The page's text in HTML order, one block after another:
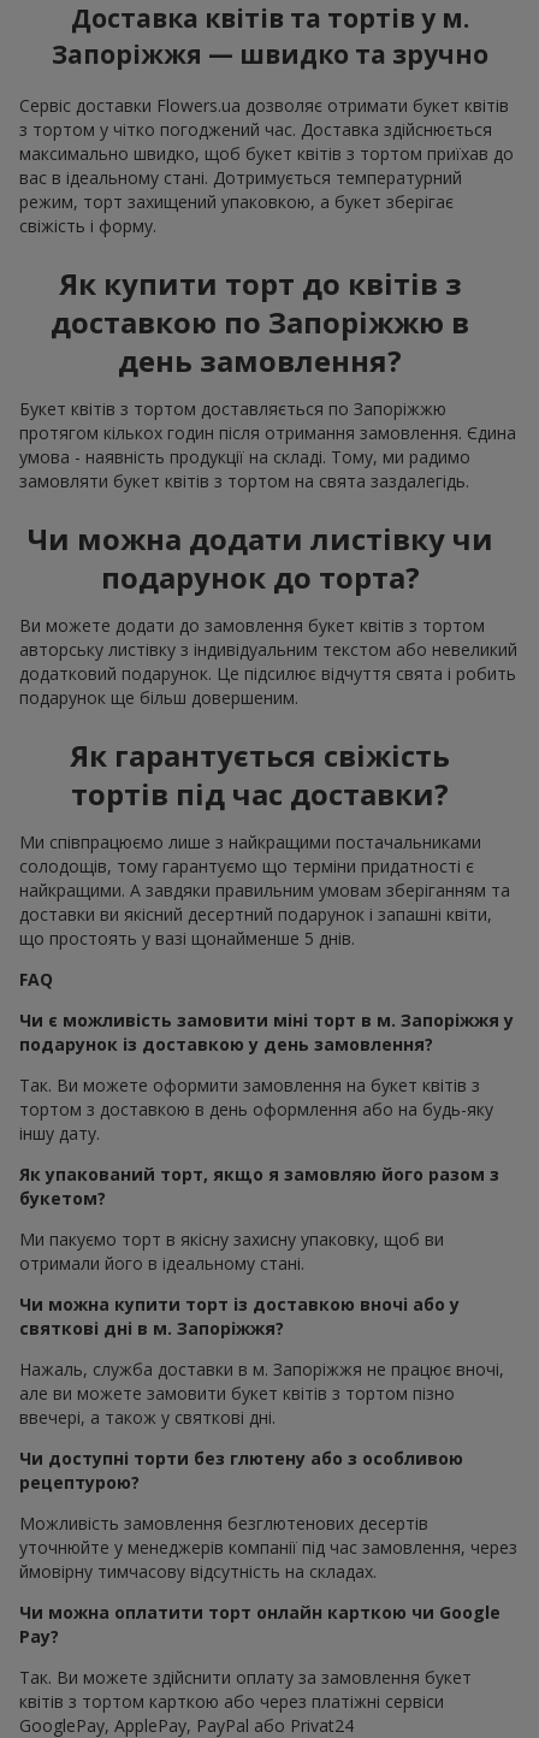
Доставка квітів та тортів у м.
Запоріжжя — швидко та зручно
Сервіс доставки Flowers.ua дозволяє отримати букет квітів
з тортом у чітко погоджений час. Доставка здійснюється
максимально швидко, щоб букет квітів з тортом приїхав до
вас в ідеальному стані. Дотримується температурний
режим, торт захищений упаковкою, а букет зберігає
свіжість і форму.
Як купити торт до квітів з
доставкою по Запоріжжю в
день замовлення?
Букет квітів з тортом доставляється по Запоріжжю
протягом кількох годин після отримання замовлення. Єдина
умова - наявність продукції на складі. Тому, ми радимо
замовляти букет квітів з тортом на свята заздалегідь.
Чи можна додати листівку чи
подарунок до торта?
Ви можете додати до замовлення букет квітів з тортом
авторську листівку з індивідуальним текстом або невеликий
додатковий подарунок. Це підсилює відчуття свята і робить
подарунок ще більш довершеним.
Як гарантується свіжість
тортів під час доставки?
Ми співпрацюємо лише з найкращими постачальниками
солодощів, тому гарантуємо що терміни придатності є
найкращими. А завдяки правильним умовам зберіганням та
доставки ви якісний десертний подарунок і запашні квіти,
що простоять у вазі щонайменше 5 днів.
FAQ
Чи є можливість замовити міні торт в м. Запоріжжя у
подарунок із доставкою у день замовлення?
Так. Ви можете оформити замовлення на букет квітів з
тортом з доставкою в день оформлення або на будь-яку
іншу дату.
Як упакований торт, якщо я замовляю його разом з
букетом?
Ми пакуємо торт в якісну захисну упаковку, щоб ви
отримали його в ідеальному стані.
Чи можна купити торт із доставкою вночі або у
святкові дні в м. Запоріжжя?
Нажаль, служба доставки в м. Запоріжжя не працює вночі,
але ви можете замовити букет квітів з тортом пізно
ввечері, а також у святкові дні.
Чи доступні торти без глютену або з особливою
рецептурою?
Можливість замовлення безглютенових десертів
уточнюйте у менеджерів компанії під час замовлення, через
ймовірну тимчасову відсутність на складах.
Чи можна оплатити торт онлайн карткою чи Google
Pay?
Так. Ви можете здійснити оплату за замовлення букет
квітів з тортом карткою або через платіжні сервіси
GooglePay, ApplePay, PayPal або Privat24